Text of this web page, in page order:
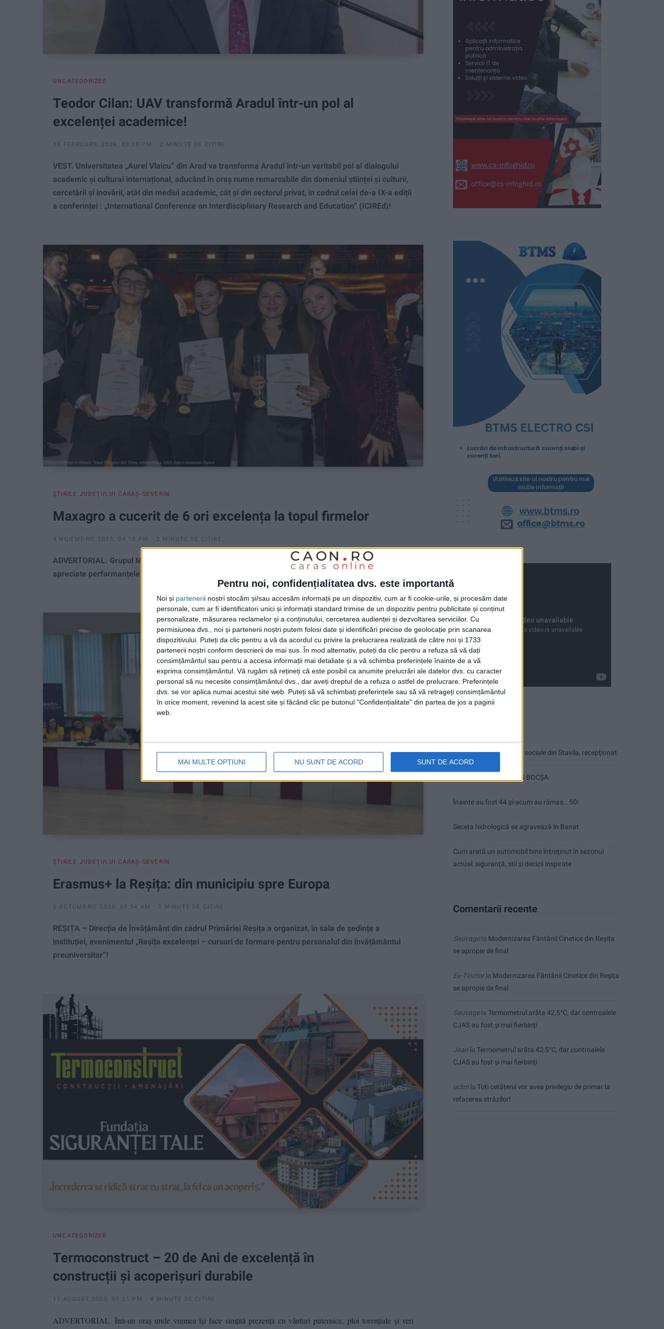
Pentru noi, confidențialitatea dvs. este importantă
Noi și partenerii noștri stocăm și/sau accesăm informații pe un dispozitiv, cum ar fi cookie-urile, și procesăm date
personale, cum ar fi identificatori unici și informații standard trimise de un dispozitiv pentru publicitate și conținut
personalizate, măsurarea reclamelor și a conținutului, cercetarea audienței și dezvoltarea serviciilor. Cu
permisiunea dvs., noi și partenerii noștri putem folosi date și identificări precise de geolocație prin scanarea
dispozitivului. Puteți da clic pentru a vă da acordul cu privire la prelucrarea realizată de către noi și 1733
partenerii noștri conform descrierii de mai sus. În mod alternativ, puteți da clic pentru a refuza să vă dați
consimțământul sau pentru a accesa informații mai detaliate și a vă schimba preferințele înainte de a vă
exprima consimțământul. Vă rugăm să rețineți că este posibil ca anumite prelucrări ale datelor dvs. cu caracter
personal să nu necesite consimțământul dvs., dar aveți dreptul de a refuza o astfel de prelucrare. Preferințele
dvs. se vor aplica numai acestui site web. Puteți să vă schimbați preferințele sau să vă retrageți consimțământul
în orice moment, revenind la acest site și făcând clic pe butonul "Confidențialitate" din partea de jos a paginii
web.
MAI MULTE OPȚIUNI NU SUNT DE ACORD SUNT DE ACORD
UNCATEGORIZED
Teodor Cilan: UAV transformă Aradul într-un pol al
excelenței academice!
13 FEBRUARIE 2026, 03:30 PM 2 MINUTE DE CITIRE
VEST. Universitatea „Aurel Vlaicu” din Arad va transforma Aradul într-un veritabil pol al dialogului
academic și cultural internațional, aducând în oraș nume remarcabile din domeniul științei și culturii,
cercetării și inovării, atât din mediul academic, cât și din sectorul privat, în cadrul celei de-a IX-a ediții
a conferinței : „International Conference on Interdisciplinary Research and Education” (ICIREd)!
ŞTIRILE JUDEŢULUI CARAŞ-SEVERIN
Maxagro a cucerit de 6 ori excelența la topul firmelor
4 NOIEMBRIE 2025, 04:18 PM 2 MINUTE DE CITIRE
ADVERTORIAL. Grupul Maxagro își reconfirmă poziția de lider regional, fiindu-i recunoscute și
apreciate performanțele în agricultură, construcții și comerț!
ŞTIRILE JUDEŢULUI CARAŞ-SEVERIN
Erasmus+ la Reșița: din municipiu spre Europa
5 OCTOMBRIE 2025, 09:54 AM 3 MINUTE DE CITIRE
REȘIȚA – Direcția de Învățământ din cadrul Primăriei Reșița a organizat, în sala de ședințe a
instituției, evenimentul „Reșița excelenței – cursuri de formare pentru personalul din învățământul
preuniversitar“!
UNCATEGORIZED
Termoconstruct – 20 de Ani de excelență în
construcții și acoperișuri durabile
11 AUGUST 2025, 05:21 PM 4 MINUTE DE CITIRE
ADVERTORIAL. Într-un oraș unde vremea își face simțită prezența cu vânturi puternice, ploi torențiale și veri
Ultimul bloc de locuințe sociale din Stavila, recepționat
ANUNŢ OPRIRE APĂ ÎN BOCȘA
Înainte au fost 44 și-acum au rămas… 50!
Seceta hidrologică se agravează în Banat
Cum arată un automobil bine întreținut în sezonul
actual: siguranță, stil și decizii inspirate
Comentarii recente
Sauvagela Modernizarea Fântânii Cinetice din Reșița
se apropie de final
Ex-Tinctorla Modernizarea Fântânii Cinetice din Reșița
se apropie de final
Sauvagela Termometrul arăta 42,5°C, dar controalele
CJAS au fost și mai fierbinți
Jean la Termometrul arăta 42,5°C, dar controalele
CJAS au fost și mai fierbinți
uctmla Toți cetățenii vor avea privilegiu de primar la
refacerea străzilor!